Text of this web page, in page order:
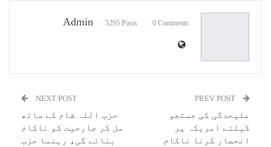
Admin 5295 Posts 0 Comments
علیحدگی کی جستجو
کیلئے امریکہ پر
انحصار کرنا ناکام
NEXT POST
حزب اللہ شام کے ساتھ
مل کر جارحیت کو ناکام
بنائے گی، رہنما حزب